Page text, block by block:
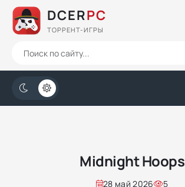
DCERPC
ТОРРЕНТ-ИГРЫ
Midnight Hoops
28 май 2026
5